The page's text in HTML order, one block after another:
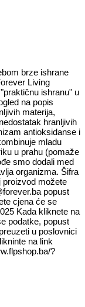
brze ishrane
Living
ishranu" u
na popis
materija,
hranljivih
antioksidanse i
mladu
u prahu (pomaže
smo dodali med
organizma. Šifra
proizvod možete
popust
cjena će se
Kada kliknete na
podatke, popust
u poslovnici
na link
?